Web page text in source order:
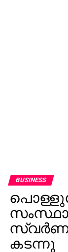
BUSINESS
കടന്നു